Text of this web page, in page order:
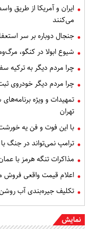
ایران و آمریکا از طریق
می‌کنند
جنجال دوباره بر سر
شیوع ابولا در کنگو،
چرا مردم دیگر به ترکیه
چرا مردم دیگر خودروی
تمهیدات و ویژه
تهران
با این فوت و فن یه
ترامپ نمی‌تواند در جنگ با
مذاکرات تنگه هرمز با
اعلام قیمت واقعی فروش
تکلیف جیره‌بندی آب
نمایش